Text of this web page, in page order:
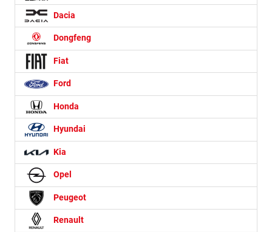
Dacia
Dongfeng
Fiat
Ford
Honda
Hyundai
Kia
Opel
Peugeot
Renault